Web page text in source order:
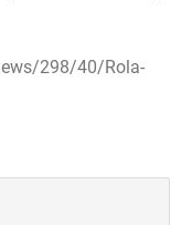
298/40/Rola-